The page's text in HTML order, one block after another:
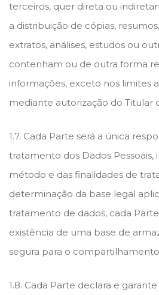
terceiros, quer direta ou
a distribuição de cópias,
extratos, análises, estudos ou
contenham ou de outra forma
informações, exceto nos limites
mediante autorização do Titular
1.7. Cada Parte será a única
tratamento dos Dados Pessoais,
método e das finalidades de
determinação da base legal
tratamento de dados, cada
existência de uma base de
segura para o compartilhamento
1.8. Cada Parte declara e